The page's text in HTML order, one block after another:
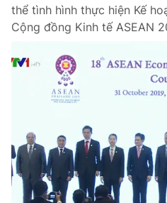
thể tình hình thực hiện Kế
Cộng đồng Kinh tế ASEAN